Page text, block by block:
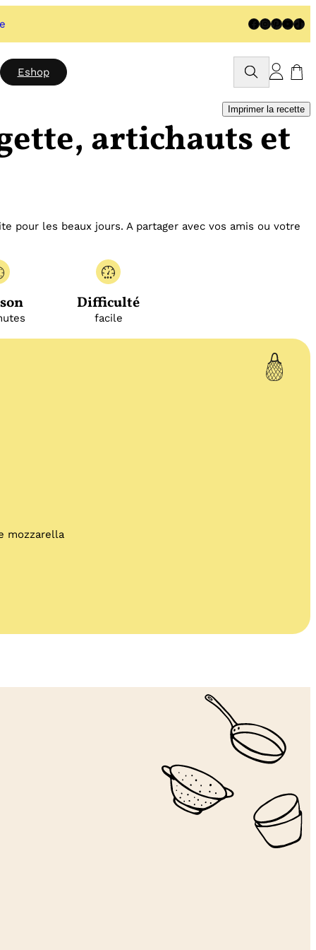
Facebook
Instagram
Eshop
Rechercher
Imprimer la recette
artichauts et
pour les beaux jours. A partager avec vos amis ou votre
Difficulté
facile
mozzarella